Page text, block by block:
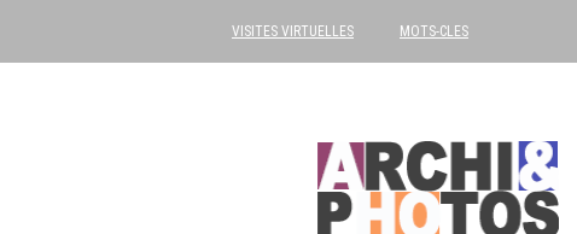
VISITES VIRTUELLES MOTS-CLES